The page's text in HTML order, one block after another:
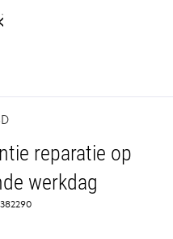
reparatie op
werkdag